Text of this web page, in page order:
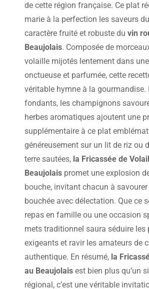
de cette région française. Ce plat
marie à la perfection les saveurs
caractère fruité et robuste du vin
Beaujolais. Composée de
volaille mijotés lentement dans
onctueuse et parfumée, cette
véritable hymne à la gourmandise.
fondants, les champignons
herbes aromatiques ajoutent une
supplémentaire à ce plat
généreusement sur un lit de riz ou
terre sautées, la Fricassée de
Beaujolais promet une explosion
bouche, invitant chacun à
bouchée avec délectation. Que ce
repas en famille ou une occasion
mets traditionnel saura séduire les
exigeants et ravir les amateurs de
authentique. En résumé, la
au Beaujolais est bien plus qu’un
régional, c’est une véritable